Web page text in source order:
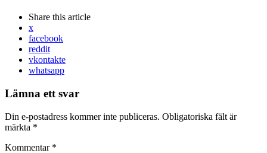
Share this article
x
facebook
reddit
vkontakte
whatsapp
Lämna ett svar
Din e-postadress kommer inte publiceras. Obligatoriska fält är
märkta *
Kommentar *